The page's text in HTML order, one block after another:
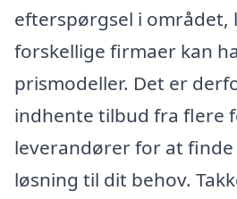
efterspørgsel i området,
forskellige firmaer kan
prismodeller. Det er
indhente tilbud fra flere
leverandører for at
løsning til dit behov.